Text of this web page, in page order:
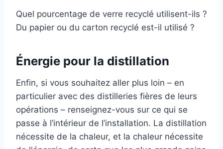
Quel pourcentage de verre recyclé utilisent-ils ?
Du papier ou du carton recyclé est-il utilisé ?
Énergie pour la distillation
Enfin, si vous souhaitez aller plus loin – en
particulier avec des distilleries fières de leurs
opérations – renseignez-vous sur ce qui se
passe à l’intérieur de l’installation. La distillation
nécessite de la chaleur, et la chaleur nécessite